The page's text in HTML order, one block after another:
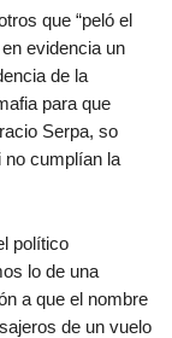
que “peló el
evidencia un
de la
para que
Serpa, so
no cumplían la
político
lo de una
a que el nombre
de un vuelo